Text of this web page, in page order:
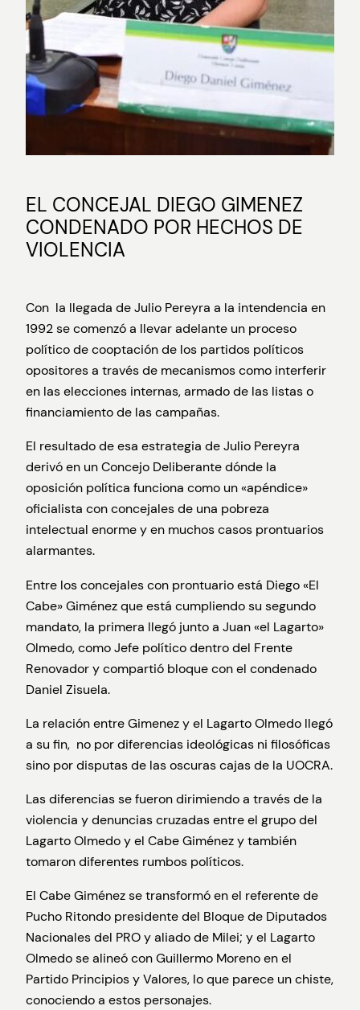
EL CONCEJAL DIEGO GIMENEZ
CONDENADO POR HECHOS DE
VIOLENCIA
Con la llegada de Julio Pereyra a la intendencia en
1992 se comenzó a llevar adelante un proceso
político de cooptación de los partidos políticos
opositores a través de mecanismos como interferir
en las elecciones internas, armado de las listas o
financiamiento de las campañas.
El resultado de esa estrategia de Julio Pereyra
derivó en un Concejo Deliberante dónde la
oposición política funciona como un «apéndice»
oficialista con concejales de una pobreza
intelectual enorme y en muchos casos prontuarios
alarmantes.
Entre los concejales con prontuario está Diego «El
Cabe» Giménez que está cumpliendo su segundo
mandato, la primera llegó junto a Juan «el Lagarto»
Olmedo, como Jefe político dentro del Frente
Renovador y compartió bloque con el condenado
Daniel Zisuela.
La relación entre Gimenez y el Lagarto Olmedo llegó
a su fin, no por diferencias ideológicas ni filosóficas
sino por disputas de las oscuras cajas de la UOCRA.
Las diferencias se fueron dirimiendo a través de la
violencia y denuncias cruzadas entre el grupo del
Lagarto Olmedo y el Cabe Giménez y también
tomaron diferentes rumbos políticos.
El Cabe Giménez se transformó en el referente de
Pucho Ritondo presidente del Bloque de Diputados
Nacionales del PRO y aliado de Milei; y el Lagarto
Olmedo se alineó con Guillermo Moreno en el
Partido Principios y Valores, lo que parece un chiste,
conociendo a estos personajes.